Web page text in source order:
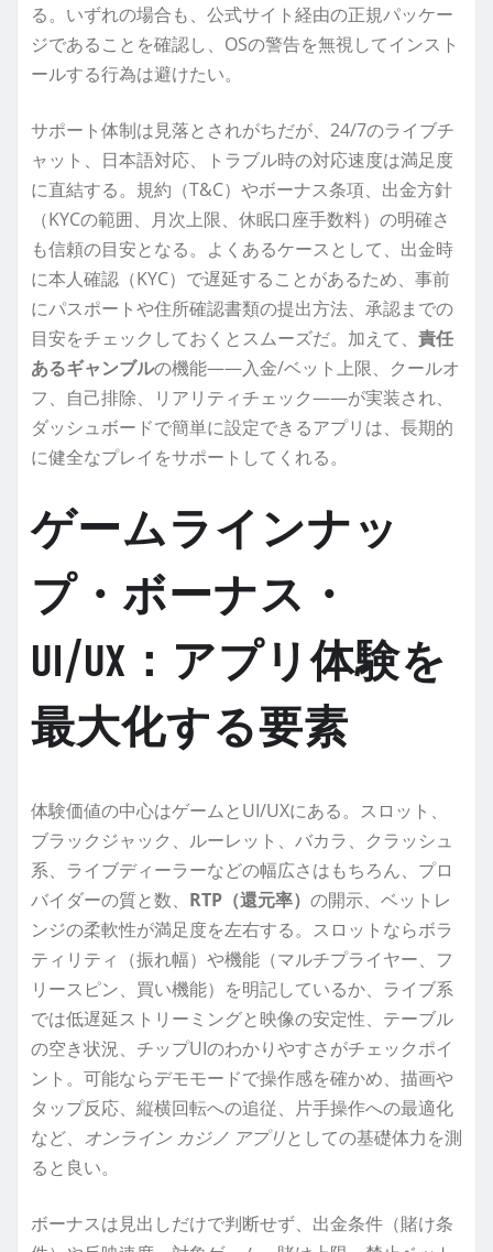
る。いずれの場合も、公式サイト経由の正規パッケー
ジであることを確認し、OSの警告を無視してインスト
ールする行為は避けたい。
サポート体制は見落とされがちだが、24/7のライブチ
ャット、日本語対応、トラブル時の対応速度は満足度
に直結する。規約（T&C）やボーナス条項、出金方針
（KYCの範囲、月次上限、休眠口座手数料）の明確さ
も信頼の目安となる。よくあるケースとして、出金時
に本人確認（KYC）で遅延することがあるため、事前
にパスポートや住所確認書類の提出方法、承認までの
目安をチェックしておくとスムーズだ。加えて、 責任
あるギャンブルの機能——入金/ベット上限、クールオ
フ、自己排除、リアリティチェック——が実装され、
ダッシュボードで簡単に設定できるアプリは、長期的
に健全なプレイをサポートしてくれる。
ゲームラインナッ
プ・ボーナス・
UI/UX：アプリ体験を
最大化する要素
体験価値の中心はゲームとUI/UXにある。スロット、
ブラックジャック、ルーレット、バカラ、クラッシュ
系、ライブディーラーなどの幅広さはもちろん、プロ
バイダーの質と数、 RTP（還元率） の開示、ベットレ
ンジの柔軟性が満足度を左右する。スロットならボラ
ティリティ（振れ幅）や機能（マルチプライヤー、フ
リースピン、買い機能）を明記しているか、ライブ系
では低遅延ストリーミングと映像の安定性、テーブル
の空き状況、チップUIのわかりやすさがチェックポイ
ント。可能ならデモモードで操作感を確かめ、描画や
タップ反応、縦横回転への追従、片手操作への最適化
など、 オンライン カジノ アプリとしての基礎体力を測
ると良い。
ボーナスは見出しだけで判断せず、出金条件（賭け条